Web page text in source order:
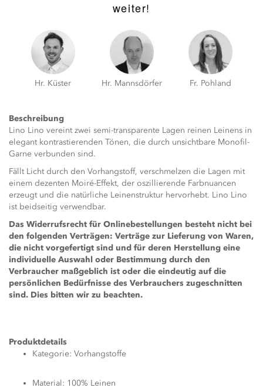
weiter!
Hr. Küster Hr. Mannsdörfer Fr. Pohland
Beschreibung
Lino Lino vereint zwei semi-transparente Lagen reinen Leinens in
elegant kontrastierenden Tönen, die durch unsichtbare Monofil-
Garne verbunden sind.
Fällt Licht durch den Vorhangstoff, verschmelzen die Lagen mit
einem dezenten Moiré-Effekt, der oszillierende Farbnuancen
erzeugt und die natürliche Leinenstruktur hervorhebt. Lino Lino
ist beidseitig verwendbar.
Das Widerrufsrecht für Onlinebestellungen besteht nicht bei
den folgenden Verträgen: Verträge zur Lieferung von Waren,
die nicht vorgefertigt sind und für deren Herstellung eine
individuelle Auswahl oder Bestimmung durch den
Verbraucher maßgeblich ist oder die eindeutig auf die
persönlichen Bedürfnisse des Verbrauchers zugeschnitten
sind. Dies bitten wir zu beachten.
Produktdetails
Kategorie: Vorhangstoffe
Material: 100% Leinen